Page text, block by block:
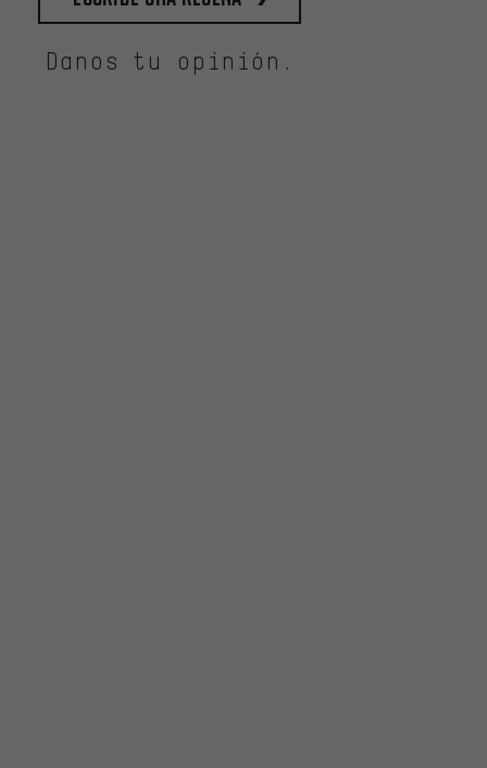
Danos tu opinión.